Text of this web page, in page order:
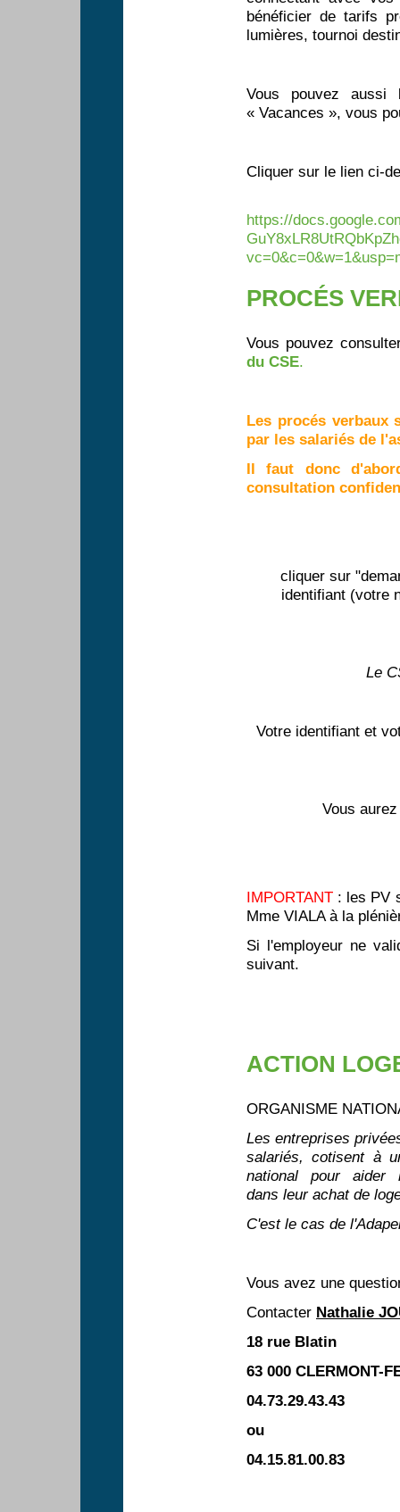
bénéficier de tarifs
lumières, tournoi
Vous pouvez aussi
« Vacances », vous
Cliquer sur le lien ci-
https://
PROCÉS
Vous pouvez
du CSE.
Les procés verbaux
par les salariés de
Il faut donc
consultation
cliquer sur
identifiant (votre
Le
Votre identifiant et
Vous
IMPORTANT : les PV
Mme VIALA à la
Si l'employeur ne
suivant.
ACTION
ORGANISME
Les entreprises
salariés, cotisent à
national pour aider
dans leur achat de
C'est le cas de
Vous avez une
Contacter Nathalie
18 rue Blatin
63 000 CLERMONT-
04.73.29.43.43
ou
04.15.81.00.83